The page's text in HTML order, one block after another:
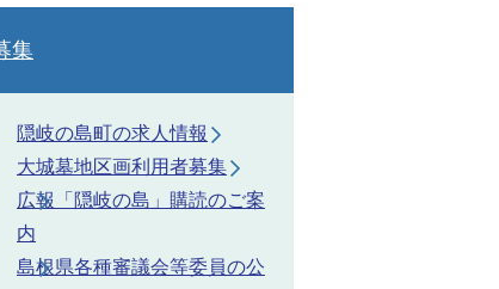
集
隠岐の島町の求人情報
大城墓地区画利用者募集
広報「隠岐の島」購読のご案
内
島根県各種審議会等委員の公